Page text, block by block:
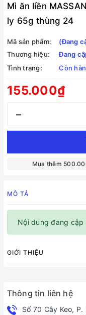
Mì ăn liền
ly 65g thùng 24
Mã sản phẩm:
(Đang
Thương hiệu:
Đang
Tình trạng:
Còn
155.000₫
–
Mua thêm
MÔ TẢ
Nội dung đang cập
GIỚI THIỆU
Thông tin liên hệ
Số 70 Cây Keo, P.